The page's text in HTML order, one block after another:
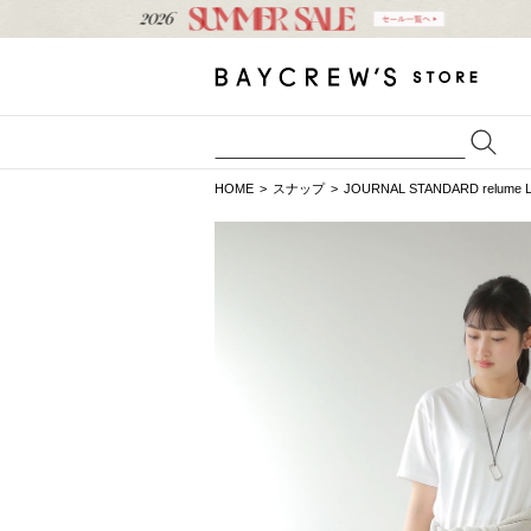
HOME スナップ JOURNAL STANDARD relume